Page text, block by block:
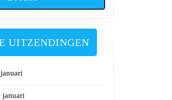
UITZENDINGEN
januari